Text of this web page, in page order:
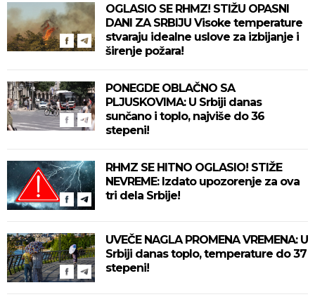
OGLASIO SE RHMZ! STIŽU OPASNI
DANI ZA SRBIJU Visoke temperature
stvaraju idealne uslove za izbijanje i
širenje požara!
PONEGDE OBLAČNO SA
PLJUSKOVIMA: U Srbiji danas
sunčano i toplo, najviše do 36
stepeni!
RHMZ SE HITNO OGLASIO! STIŽE
NEVREME: Izdato upozorenje za ova
tri dela Srbije!
UVEČE NAGLA PROMENA VREMENA: U
Srbiji danas toplo, temperature do 37
stepeni!